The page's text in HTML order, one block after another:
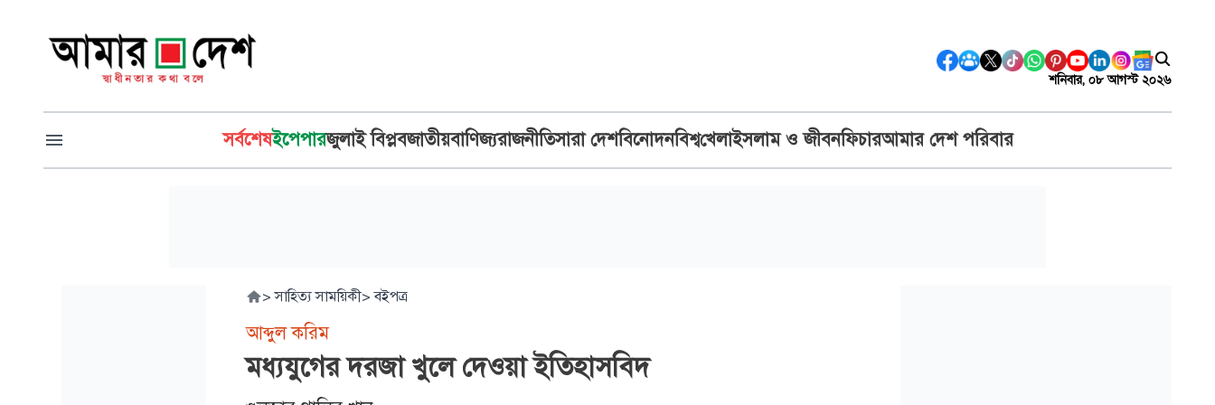
শনিবার, ০৮ আগস্ট ২০২৬
সর্বশেষইপেপারজুলাই বিপ্লবজাতীয়বাণিজ্যরাজনীতিসারা দেশবিনোদনবিশ্বখেলাইসলাম ও জীবনফিচারআমার দেশ পরিবার
> সাহিত্য সাময়িকী> বইপত্র
আব্দুল করিম
মধ্যযুগের দরজা খুলে দেওয়া ইতিহাসবিদ